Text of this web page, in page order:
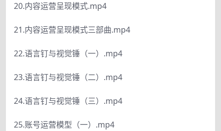
20.内容运营呈现模式.mp4
21.内容运营呈现模式三部曲.mp4
22.语言钉与视觉锤（一）.mp4
23.语言钉与视觉锤（二）.mp4
24.语言钉与视觉锤（三）.mp4
25.账号运营模型（一）.mp4